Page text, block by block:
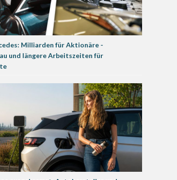
Milliarden für Aktionäre -
und längere Arbeitszeiten für